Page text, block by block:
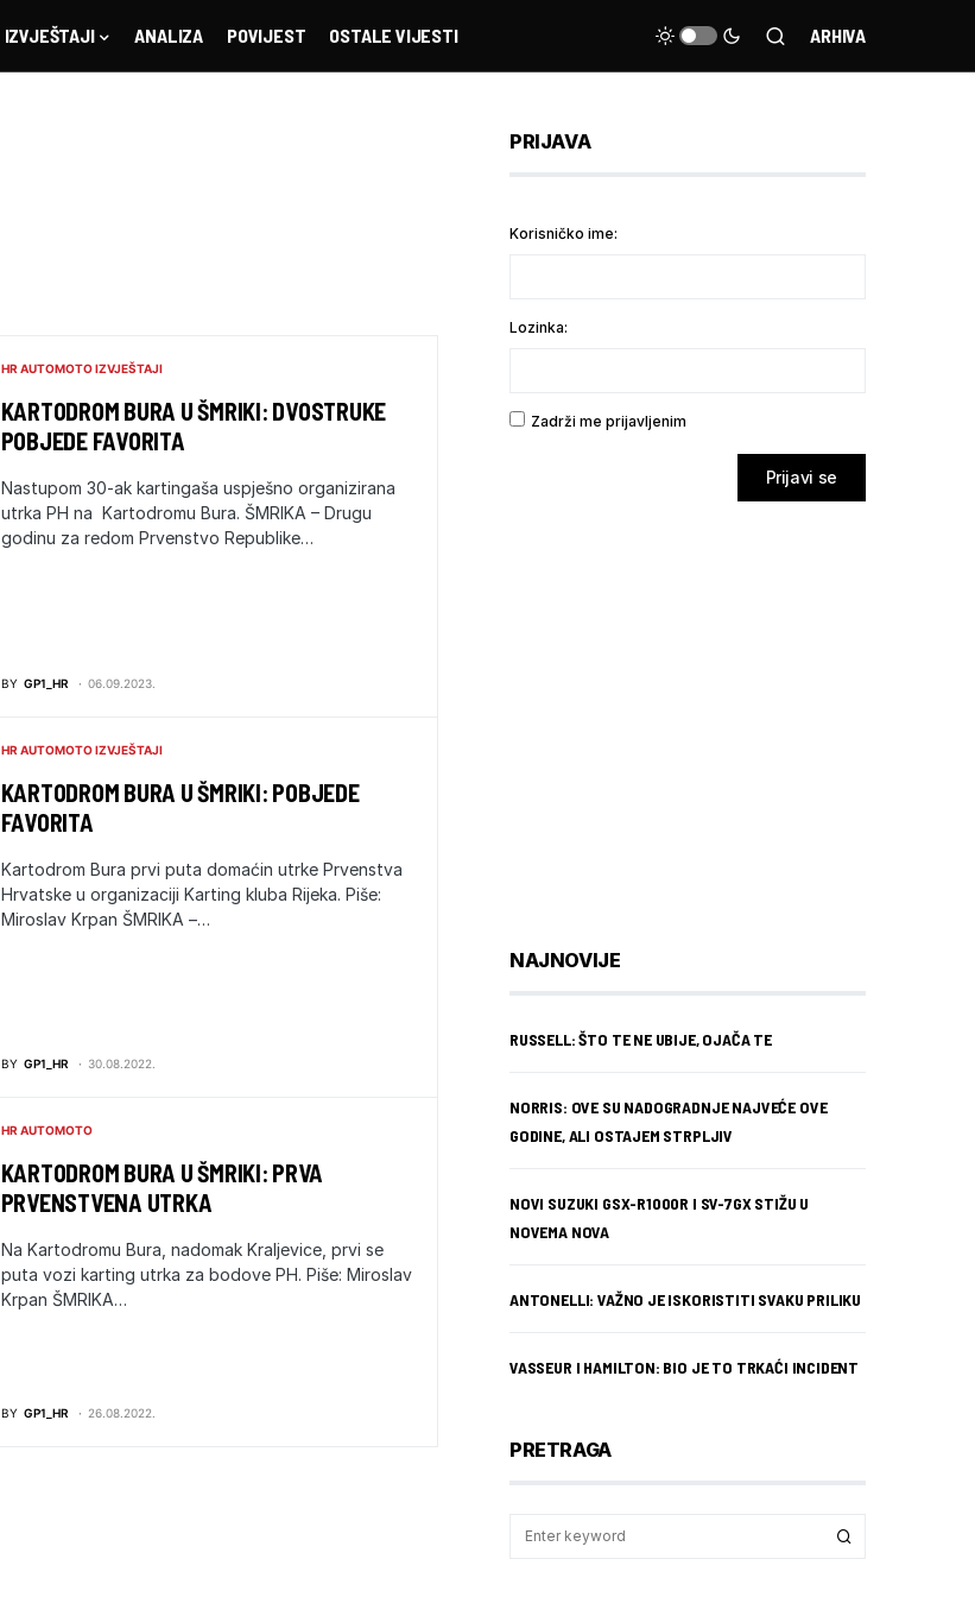
IZVJEŠTAJI ANALIZA POVIJEST OSTALE VIJESTI ARHIVA
HR AUTOMOTO IZVJEŠTAJI
KARTODROM BURA U ŠMRIKI: DVOSTRUKE
POBJEDE FAVORITA
Nastupom 30-ak kartingaša uspješno organizirana
utrka PH na Kartodromu Bura. ŠMRIKA – Drugu
godinu za redom Prvenstvo Republike…
BY GP1_HR 06.09.2023.
HR AUTOMOTO IZVJEŠTAJI
KARTODROM BURA U ŠMRIKI: POBJEDE
FAVORITA
Kartodrom Bura prvi puta domaćin utrke Prvenstva
Hrvatske u organizaciji Karting kluba Rijeka. Piše:
Miroslav Krpan ŠMRIKA –…
BY GP1_HR 30.08.2022.
HR AUTOMOTO
KARTODROM BURA U ŠMRIKI: PRVA
PRVENSTVENA UTRKA
Na Kartodromu Bura, nadomak Kraljevice, prvi se
puta vozi karting utrka za bodove PH. Piše: Miroslav
Krpan ŠMRIKA…
BY GP1_HR 26.08.2022.
PRIJAVA
Korisničko ime:
Lozinka:
Zadrži me prijavljenim
Prijavi se
NAJNOVIJE
RUSSELL: ŠTO TE NE UBIJE, OJAČA TE
NORRIS: OVE SU NADOGRADNJE NAJVEĆE OVE
GODINE, ALI OSTAJEM STRPLJIV
NOVI SUZUKI GSX-R1000R I SV-7GX STIŽU U
NOVEMA NOVA
ANTONELLI: VAŽNO JE ISKORISTITI SVAKU PRILIKU
VASSEUR I HAMILTON: BIO JE TO TRKAĆI INCIDENT
PRETRAGA